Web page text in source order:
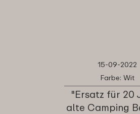
15-09-2022
Farbe: Wit
"Ersatz für 20
alte Camping